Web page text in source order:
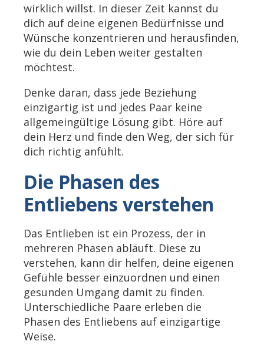
wirklich willst. In dieser Zeit kannst du
dich auf deine eigenen Bedürfnisse und
Wünsche konzentrieren und herausfinden,
wie du dein Leben weiter gestalten
möchtest.
Denke daran, dass jede Beziehung
einzigartig ist und jedes Paar keine
allgemeingültige Lösung gibt. Höre auf
dein Herz und finde den Weg, der sich für
dich richtig anfühlt.
Die Phasen des
Entliebens verstehen
Das Entlieben ist ein Prozess, der in
mehreren Phasen abläuft. Diese zu
verstehen, kann dir helfen, deine eigenen
Gefühle besser einzuordnen und einen
gesunden Umgang damit zu finden.
Unterschiedliche Paare erleben die
Phasen des Entliebens auf einzigartige
Weise.